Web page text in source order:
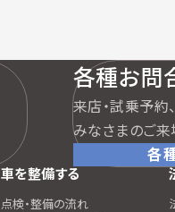
各種お問
来店・試乗予約
みなさまのご来
各
車を整備する
点検・整備の流れ